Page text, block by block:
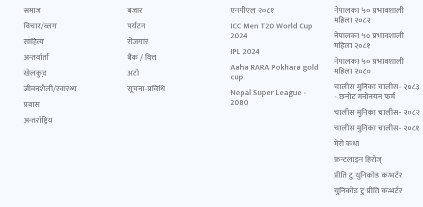
समाज
विचार/ब्लग
साहित्य
अन्तर्वार्ता
खेलकुद़़
जीवनशैली/स्वास्थ्य
प्रवास
अन्तर्राष्ट्रिय
बजार
पर्यटन
रोजगार
बैंक / वित्त
अटो
सूचना-प्रविधि
एनपीएल २०८१
ICC Men T20 World Cup
2024
IPL 2024
Aaha RARA Pokhara gold
cup
Nepal Super League -
2080
नेपालका ५० प्रभावशाली
महिला २०८२
नेपालका ५० प्रभावशाली
महिला २०८१
नेपालका ५० प्रभावशाली
महिला २०८०
चालीस मुनिका चालीस- २०८३
- छनोट मनोनयन फर्म
चालीस मुनिका चालीस- २०८२
चालीस मुनिका चालीस- २०८१
मेरो कथा
फ्रन्टलाइन हिरोज्
प्रीति टु युनिकोड कन्भर्टर
युनिकोड टु प्रीति कन्भर्टर